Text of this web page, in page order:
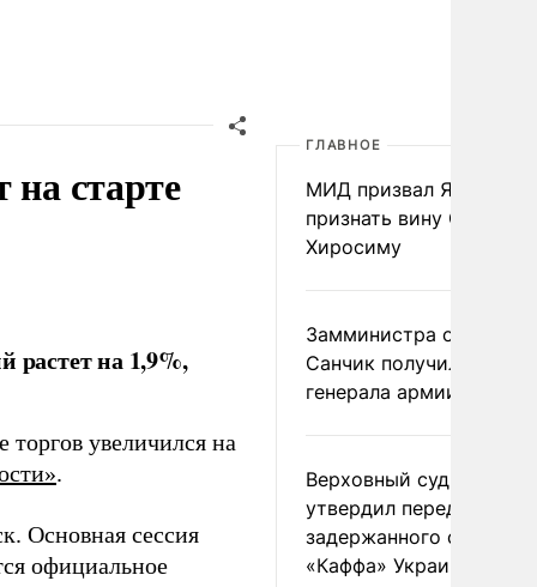
старте
растет на 1,9%,
увеличился на
.
Основная сессия
официальное
ГЛАВНОЕ
МИД призвал Японию
признать вину США за
Хиросиму
Замминистра обороны
Санчик получил звание
генерала армии
Верховный суд Швеции
утвердил передачу
задержанного
«Каффа» Украине